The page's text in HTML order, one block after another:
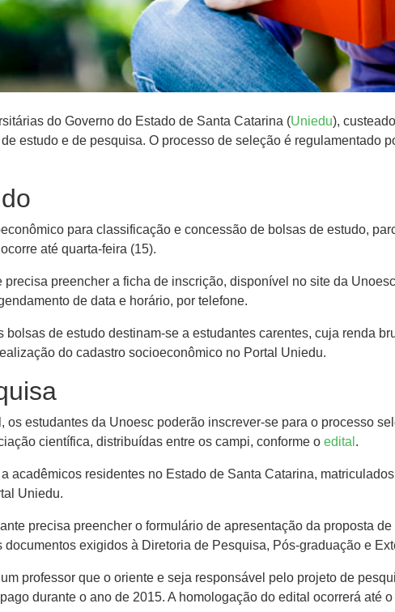
do Governo do Estado de Santa Catarina (Uniedu),
estudo e de pesquisa. O processo de seleção é regulamentado
para classificação e concessão de bolsas de estudo,
até quarta-feira (15).
precisa preencher a ficha de inscrição, disponível no site da
de data e horário, por telefone.
bolsas de estudo destinam-se a estudantes carentes, cuja renda
do cadastro socioeconômico no Portal Uniedu.
os estudantes da Unoesc poderão inscrever-se para o processo
científica, distribuídas entre os campi, conforme o edital .
acadêmicos residentes no Estado de Santa Catarina,
Uniedu.
precisa preencher o formulário de apresentação da proposta
documentos exigidos à Diretoria de Pesquisa, Pós-graduação e
professor que o oriente e seja responsável pelo projeto de
durante o ano de 2015. A homologação do edital ocorrerá até